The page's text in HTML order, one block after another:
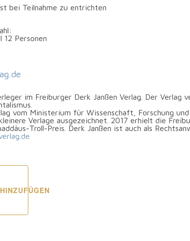
bei Teilnahme zu entrichten
12 Personen
im Frei­bur­ger Derk Jan­ßen Ver­lag. Der
vom Minis­te­ri­um für Wis­sen­schaft, For­schung
Ver­la­ge aus­ge­zeich­net. 2017 erhielt die
Troll-Preis. Derk Jan­ßen ist auch als